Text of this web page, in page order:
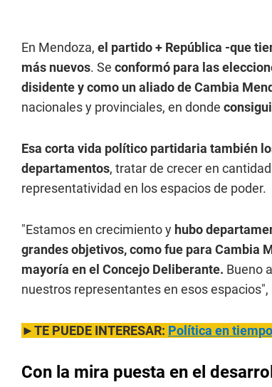
En Mendoza, el partido + República -que
más nuevos. Se conformó para las
disidente y como un aliado de Cambia
nacionales y provinciales, en donde
Esa corta vida político partidaria también
departamentos, tratar de crecer en
representatividad en los espacios de poder.
"Estamos en crecimiento y hubo
grandes objetivos, como fue para Cambia
mayoría en el Concejo Deliberante. Bueno
nuestros representantes en esos
►TE PUEDE INTERESAR: Política en
Con la mira puesta en el